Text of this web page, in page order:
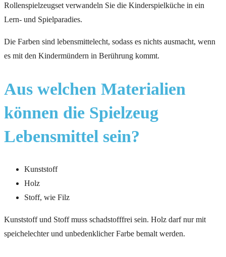
Rollenspielzeugset verwandeln Sie die Kinderspielküche in ein
Lern- und Spielparadies.
Die Farben sind lebensmittelecht, sodass es nichts ausmacht, wenn
es mit den Kindermündern in Berührung kommt.
Aus welchen Materialien
können die Spielzeug
Lebensmittel sein?
Kunststoff
Holz
Stoff, wie Filz
Kunststoff und Stoff muss schadstofffrei sein. Holz darf nur mit
speichelechter und unbedenklicher Farbe bemalt werden.